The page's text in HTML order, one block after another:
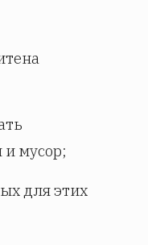
мусор;
для этих